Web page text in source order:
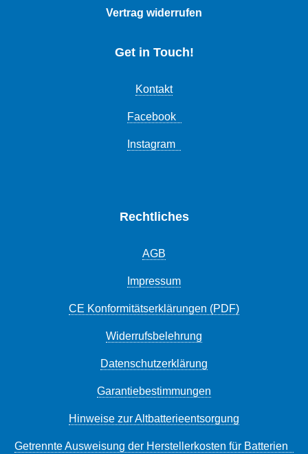
Vertrag widerrufen
Get in Touch!
Kontakt
Facebook
Instagram
Rechtliches
AGB
Impressum
CE Konformitätserklärungen (PDF)
Widerrufsbelehrung
Datenschutzerklärung
Garantiebestimmungen
Hinweise zur Altbatterieentsorgung
Getrennte Ausweisung der Herstellerkosten für Batterien